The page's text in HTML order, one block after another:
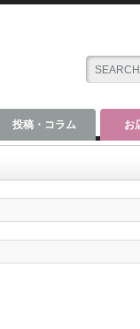
投稿・コラム お